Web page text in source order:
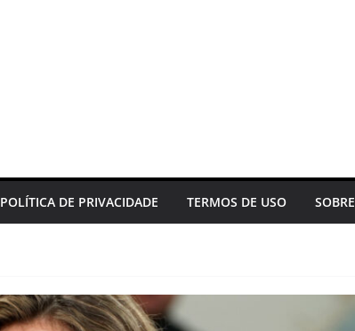
POLÍTICA DE PRIVACIDADE TERMOS DE USO SOBRE